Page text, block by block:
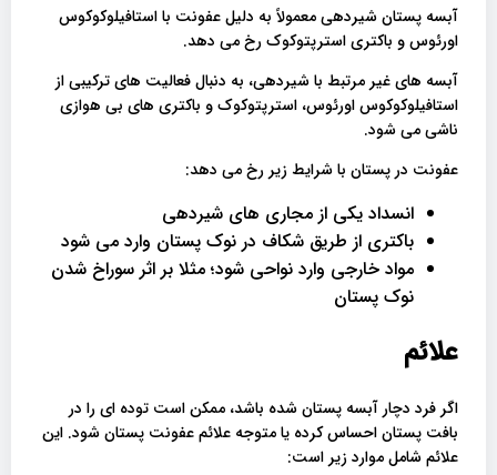
آبسه پستان شیردهی معمولاً به دلیل عفونت با استافیلوکوکوس
اورئوس و باکتری استرپتوکوک رخ می دهد.
آبسه های غیر مرتبط با شیردهی، به دنبال فعالیت های ترکیبی از
استافیلوکوکوس اورئوس، استرپتوکوک و باکتری های بی هوازی
ناشی می شود.
عفونت در پستان با شرایط زیر رخ می دهد:
انسداد یکی از مجاری های شیردهی
باکتری از طریق شکاف در نوک پستان وارد می شود
مواد خارجی وارد نواحی شود؛ مثلا بر اثر سوراخ شدن
نوک پستان
علائم
اگر فرد دچار آبسه پستان شده باشد، ممکن است توده ای را در
بافت پستان احساس کرده یا متوجه علائم عفونت پستان شود. این
علائم شامل موارد زیر است: